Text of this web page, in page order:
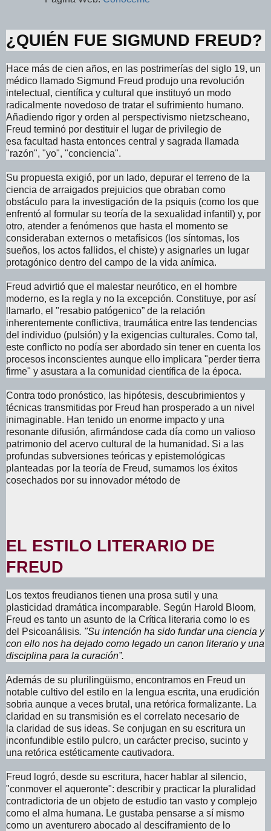
¿QUIÉN FUE SIGMUND FREUD?
Hace más de cien años, en las postrimerías del siglo 19, un
médico llamado Sigmund Freud produjo una revolución
intelectual, científica y cultural que instituyó un modo
radicalmente novedoso de tratar el sufrimiento humano.
Añadiendo rigor y orden al perspectivismo nietzscheano,
Freud terminó por destituir el lugar de privilegio de
esa facultad hasta entonces central y sagrada llamada
"razón", "yo", "conciencia".
Su propuesta exigió, por un lado, depurar el terreno de la
ciencia de arraigados prejuicios que obraban como
obstáculo para la investigación de la psiquis (como los que
enfrentó al formular su teoría de la sexualidad infantil) y, por
otro, atender a fenómenos que hasta el momento se
consideraban externos o metafísicos (los síntomas, los
sueños, los actos fallidos, el chiste) y asignarles un lugar
protagónico dentro del campo de la vida anímica.
Freud advirtió que el malestar neurótico, en el hombre
moderno, es la regla y no la excepción. Constituye, por así
llamarlo, el "resabio patógenico” de la relación
inherentemente conflictiva, traumática entre las tendencias
del individuo (pulsión) y la exigencias culturales. Como tal,
este conflicto no podía ser abordado sin tener en cuenta los
procesos inconscientes aunque ello implicara "perder tierra
firme" y asustara a la comunidad científica de la época.
Contra todo pronóstico, las hipótesis, descubrimientos y
técnicas transmitidas por Freud han prosperado a un nivel
inimaginable. Han tenido un enorme impacto y una
resonante difusión, afirmándose cada día como un valioso
patrimonio del acervo cultural de la humanidad. Si a las
profundas subversiones teóricas y epistemológicas
planteadas por la teoría de Freud, sumamos los éxitos
cosechados por su innovador método de
EL ESTILO LITERARIO DE
FREUD
Los textos freudianos tienen una prosa sutil y una
plasticidad dramática incomparable. Según Harold Bloom,
Freud es tanto un asunto de la Crítica literaria como lo es
del Psicoanálisis. "Su intención ha sido fundar una ciencia y
con ello nos ha dejado como legado un canon literario y una
disciplina para la curación”.
Además de su plurilingüismo, encontramos en Freud un
notable cultivo del estilo en la lengua escrita, una erudición
sobria aunque a veces brutal, una retórica formalizante. La
claridad en su transmisión es el correlato necesario de
la claridad de sus ideas. Se conjugan en su escritura un
inconfundible estilo pulcro, un carácter preciso, sucinto y
una retórica estéticamente cautivadora.
Freud logró, desde su escritura, hacer hablar al silencio,
"conmover el aqueronte": describir y practicar la pluralidad
contradictoria de un objeto de estudio tan vasto y complejo
como el alma humana. Le gustaba pensarse a sí mismo
como un aventurero abocado al desciframiento de lo